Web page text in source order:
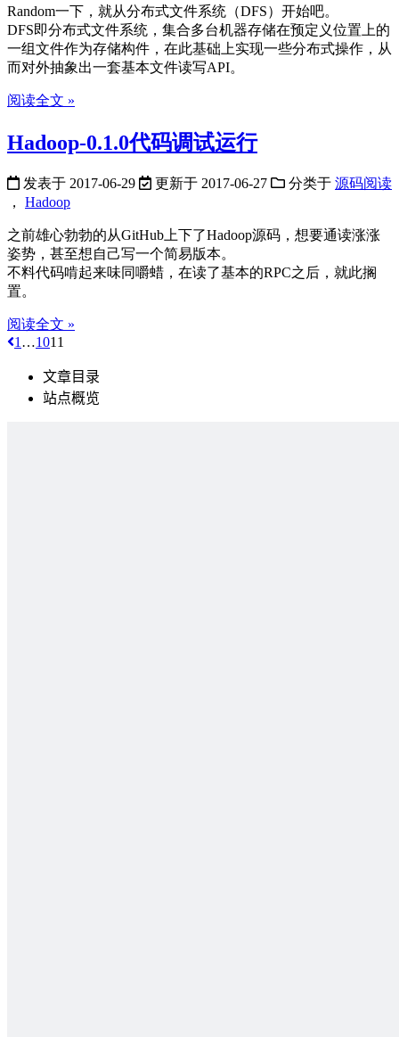
Random一下，就从分布式文件系统（DFS）开始吧。
DFS即分布式文件系统，集合多台机器存储在预定义位置上的
一组文件作为存储构件，在此基础上实现一些分布式操作，从
而对外抽象出一套基本文件读写API。
阅读全文 »
Hadoop-0.1.0代码调试运行
发表于 2017-06-29 更新于 2017-06-27 分类于 源码阅读
， Hadoop
之前雄心勃勃的从GitHub上下了Hadoop源码，想要通读涨涨
姿势，甚至想自己写一个简易版本。
不料代码啃起来味同嚼蜡，在读了基本的RPC之后，就此搁
置。
阅读全文 »
1 …1011
文章目录
站点概览